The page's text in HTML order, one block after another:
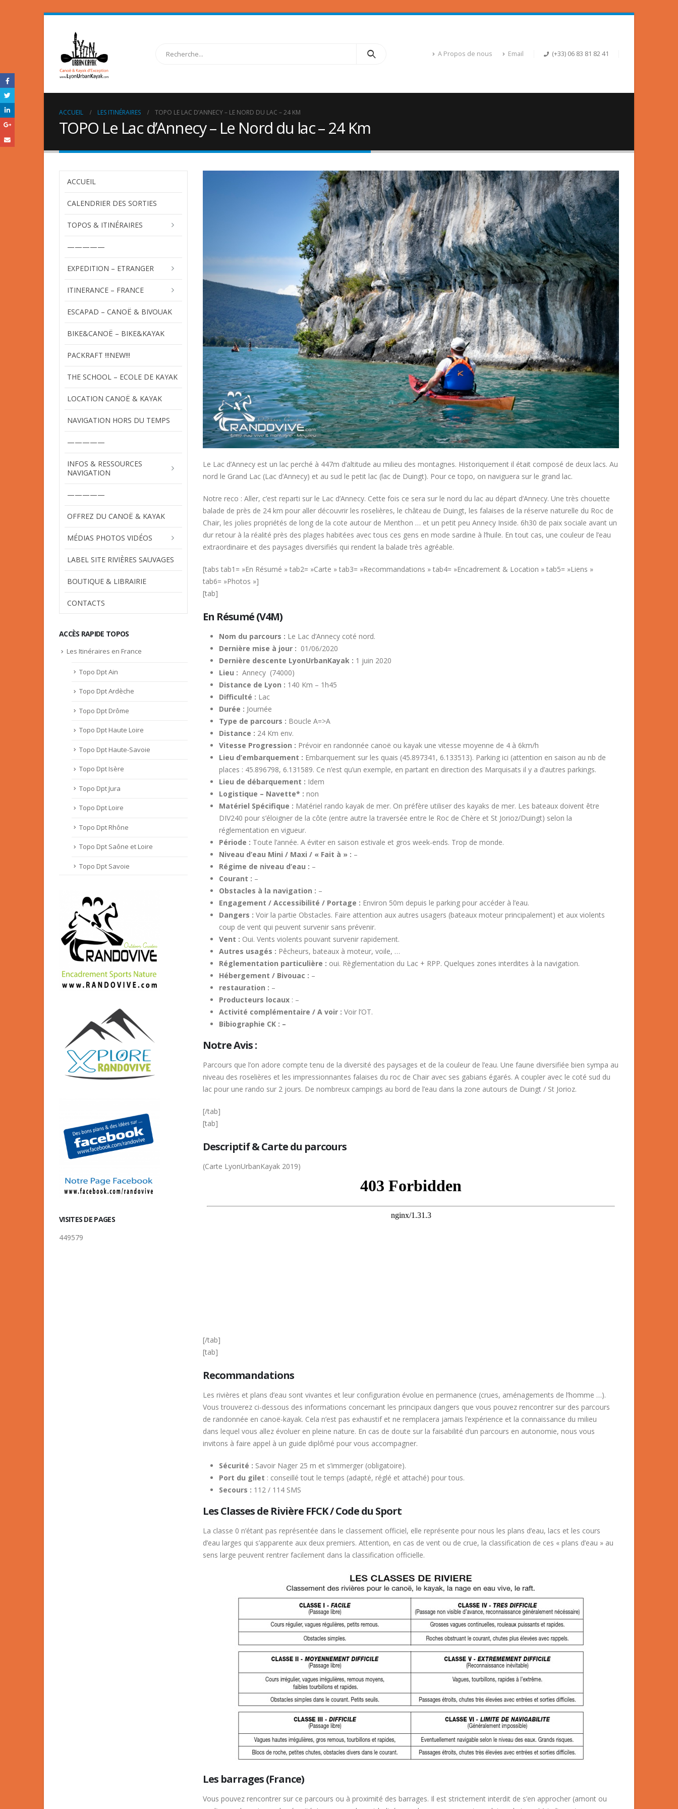
A Propos de nous Email (+33) 06 83 81 82 41
ACCUEIL LES ITINÉRAIRES TOPO LE LAC D’ANNECY – LE NORD DU LAC – 24 KM
TOPO Le Lac d’Annecy – Le Nord du lac – 24 Km
Le Lac d’Annecy est un lac perché à 447m d’altitude au milieu des montagnes. Historiquement il était composé de deux lacs. Au
nord le Grand Lac (Lac d’Annecy) et au sud le petit lac (lac de Duingt). Pour ce topo, on naviguera sur le grand lac.
Notre reco : Aller, c’est reparti sur le Lac d’Annecy. Cette fois ce sera sur le nord du lac au départ d’Annecy. Une très chouette
balade de près de 24 km pour aller découvrir les roselières, le château de Duingt, les falaises de la réserve naturelle du Roc de
Chair, les jolies propriétés de long de la cote autour de Menthon … et un petit peu Annecy Inside. 6h30 de paix sociale avant un
dur retour à la réalité près des plages habitées avec tous ces gens en mode sardine à l’huile. En tout cas, une couleur de l’eau
extraordinaire et des paysages diversifiés qui rendent la balade très agréable.
[tabs tab1= »En Résumé » tab2= »Carte » tab3= »Recommandations » tab4= »Encadrement & Location » tab5= »Liens »
tab6= »Photos »]
[tab]
En Résumé (V4M)
Nom du parcours : Le Lac d’Annecy coté nord.
Dernière mise à jour : 01/06/2020
Dernière descente LyonUrbanKayak : 1 juin 2020
Lieu : Annecy (74000)
Distance de Lyon : 140 Km – 1h45
Difficulté : Lac
Durée : Journée
Type de parcours : Boucle A=>A
Distance : 24 Km env.
Vitesse Progression : Prévoir en randonnée canoë ou kayak une vitesse moyenne de 4 à 6km/h
Lieu d’embarquement : Embarquement sur les quais (45.897341, 6.133513). Parking ici (attention en saison au nb de
places : 45.896798, 6.131589. Ce n’est qu’un exemple, en partant en direction des Marquisats il y a d’autres parkings.
Lieu de débarquement : Idem
Logistique – Navette* : non
Matériel Spécifique : Matériel rando kayak de mer. On préfère utiliser des kayaks de mer. Les bateaux doivent être
DIV240 pour s’éloigner de la côte (entre autre la traversée entre le Roc de Chère et St Jorioz/Duingt) selon la
réglementation en vigueur.
Période : Toute l’année. A éviter en saison estivale et gros week-ends. Trop de monde.
Niveau d’eau Mini / Maxi / « Fait à » : –
Régime de niveau d’eau : –
Courant : –
Obstacles à la navigation : –
Engagement / Accessibilité / Portage : Environ 50m depuis le parking pour accéder à l’eau.
Dangers : Voir la partie Obstacles. Faire attention aux autres usagers (bateaux moteur principalement) et aux violents
coup de vent qui peuvent survenir sans prévenir.
Vent : Oui. Vents violents pouvant survenir rapidement.
Autres usagés : Pêcheurs, bateaux à moteur, voile, …
Réglementation particulière : oui. Règlementation du Lac + RPP. Quelques zones interdites à la navigation.
Hébergement / Bivouac : –
restauration : –
Producteurs locaux : –
Activité complémentaire / A voir : Voir l’OT.
Bibiographie CK : –
Notre Avis :
Parcours que l’on adore compte tenu de la diversité des paysages et de la couleur de l’eau. Une faune diversifiée bien sympa au
niveau des roselières et les impressionnantes falaises du roc de Chair avec ses gabians égarés. A coupler avec le coté sud du
lac pour une rando sur 2 jours. De nombreux campings au bord de l’eau dans la zone autours de Duingt / St Jorioz.
[/tab]
[tab]
Descriptif & Carte du parcours
(Carte LyonUrbanKayak 2019)
[/tab]
[tab]
Recommandations
Les rivières et plans d’eau sont vivantes et leur configuration évolue en permanence (crues, aménagements de l’homme …).
Vous trouverez ci-dessous des informations concernant les principaux dangers que vous pouvez rencontrer sur des parcours
de randonnée en canoë-kayak. Cela n’est pas exhaustif et ne remplacera jamais l’expérience et la connaissance du milieu
dans lequel vous allez évoluer en pleine nature. En cas de doute sur la faisabilité d’un parcours en autonomie, nous vous
invitons à faire appel à un guide diplômé pour vous accompagner.
Sécurité : Savoir Nager 25 m et s’immerger (obligatoire).
Port du gilet : conseillé tout le temps (adapté, réglé et attaché) pour tous.
Secours : 112 / 114 SMS
Les Classes de Rivière FFCK / Code du Sport
La classe 0 n’étant pas représentée dans le classement officiel, elle représente pour nous les plans d’eau, lacs et les cours
d’eau larges qui s’apparente aux deux premiers. Attention, en cas de vent ou de crue, la classification de ces « plans d’eau » au
sens large peuvent rentrer facilement dans la classification officielle.
Les barrages (France)
Vous pouvez rencontrer sur ce parcours ou à proximité des barrages. Il est strictement interdit de s’en approcher (amont ou
ACCUEIL
CALENDRIER DES SORTIES
TOPOS & ITINÉRAIRES
—————
EXPEDITION – ETRANGER
ITINERANCE – FRANCE
ESCAPAD – CANOË & BIVOUAK
BIKE&CANOË – BIKE&KAYAK
PACKRAFT !!!NEW!!!
THE SCHOOL – ECOLE DE KAYAK
LOCATION CANOË & KAYAK
NAVIGATION HORS DU TEMPS
—————
INFOS & RESSOURCES
NAVIGATION
—————
OFFREZ DU CANOË & KAYAK
MÉDIAS PHOTOS VIDÉOS
LABEL SITE RIVIÈRES SAUVAGES
BOUTIQUE & LIBRAIRIE
CONTACTS
ACCÈS RAPIDE TOPOS
Les Itinéraires en France
Topo Dpt Ain
Topo Dpt Ardèche
Topo Dpt Drôme
Topo Dpt Haute Loire
Topo Dpt Haute-Savoie
Topo Dpt Isère
Topo Dpt Jura
Topo Dpt Loire
Topo Dpt Rhône
Topo Dpt Saône et Loire
Topo Dpt Savoie
VISITES DE PAGES
449579